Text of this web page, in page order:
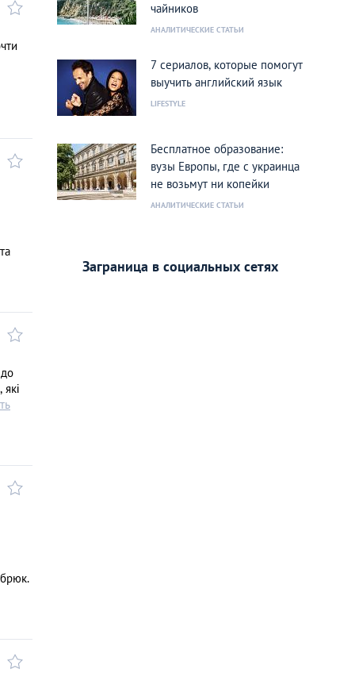
чайников
АНАЛИТИЧЕСКИЕ СТАТЬИ
7 сериалов, которые помогут
выучить английский язык
LIFESTYLE
Бесплатное образование:
вузы Европы, где с украинца
не возьмут ни копейки
АНАЛИТИЧЕСКИЕ СТАТЬИ
Заграница в социальных сетях